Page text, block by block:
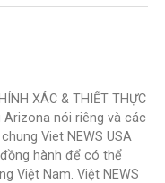
XÁC & THIẾT THỰC
nói riêng và các
Viet NEWS USA
hành để có thể
Việt Nam. Việt NEWS